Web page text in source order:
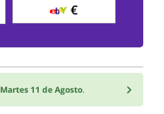
€
Martes 11 de Agosto.